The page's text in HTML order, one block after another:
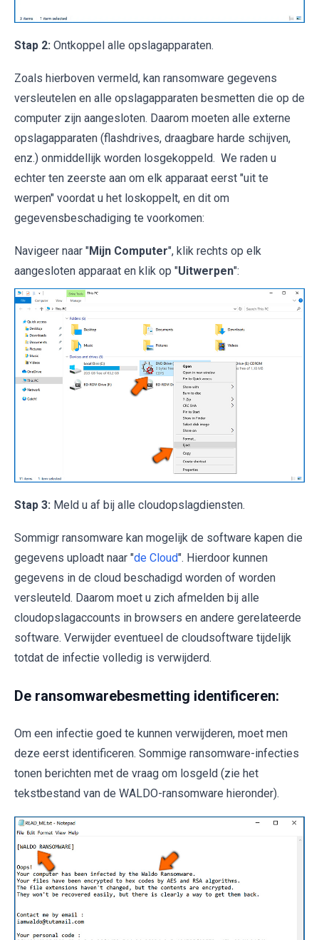
Stap 2: Ontkoppel alle opslagapparaten.
Zoals hierboven vermeld, kan ransomware gegevens
versleutelen en alle opslagapparaten besmetten die op de
computer zijn aangesloten. Daarom moeten alle externe
opslagapparaten (flashdrives, draagbare harde schijven,
enz.) onmiddellijk worden losgekoppeld. We raden u
echter ten zeerste aan om elk apparaat eerst "uit te
werpen" voordat u het loskoppelt, en dit om
gegevensbeschadiging te voorkomen:
Navigeer naar "Mijn Computer", klik rechts op elk
aangesloten apparaat en klik op "Uitwerpen":
Stap 3: Meld u af bij alle cloudopslagdiensten.
Sommigr ransomware kan mogelijk de software kapen die
gegevens uploadt naar "de Cloud". Hierdoor kunnen
gegevens in de cloud beschadigd worden of worden
versleuteld. Daarom moet u zich afmelden bij alle
cloudopslagaccounts in browsers en andere gerelateerde
software. Verwijder eventueel de cloudsoftware tijdelijk
totdat de infectie volledig is verwijderd.
De ransomwarebesmetting identificeren:
Om een infectie goed te kunnen verwijderen, moet men
deze eerst identificeren. Sommige ransomware-infecties
tonen berichten met de vraag om losgeld (zie het
tekstbestand van de WALDO-ransomware hieronder).